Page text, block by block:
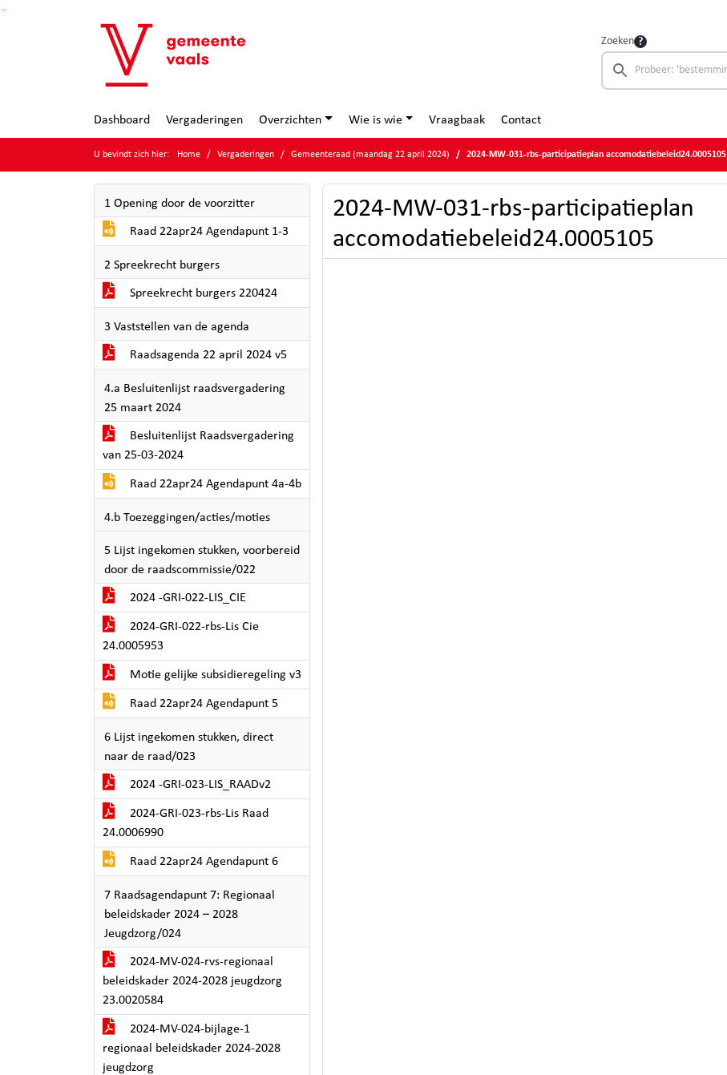
Zoeken
Dashboard Vergaderingen Overzichten Wie is wie Vraagbaak Contact
U bevindt zich hier: Home Vergaderingen Gemeenteraad (maandag 22 april 2024) 2024-MW-031-rbs-participatieplan accomodatiebeleid24.0005105
1 Opening door de voorzitter
Raad 22apr24 Agendapunt 1-3
2 Spreekrecht burgers
Spreekrecht burgers 220424
3 Vaststellen van de agenda
Raadsagenda 22 april 2024 v5
4.a Besluitenlijst raadsvergadering
25 maart 2024
Besluitenlijst Raadsvergadering
van 25-03-2024
Raad 22apr24 Agendapunt 4a-4b
4.b Toezeggingen/acties/moties
5 Lijst ingekomen stukken, voorbereid
door de raadscommissie/022
2024 -GRI-022-LIS_CIE
2024-GRI-022-rbs-Lis Cie
24.0005953
Motie gelijke subsidieregeling v3
Raad 22apr24 Agendapunt 5
6 Lijst ingekomen stukken, direct
naar de raad/023
2024 -GRI-023-LIS_RAADv2
2024-GRI-023-rbs-Lis Raad
24.0006990
Raad 22apr24 Agendapunt 6
7 Raadsagendapunt 7: Regionaal
beleidskader 2024 – 2028
Jeugdzorg/024
2024-MV-024-rvs-regionaal
beleidskader 2024-2028 jeugdzorg
23.0020584
2024-MV-024-bijlage-1
regionaal beleidskader 2024-2028
jeugdzorg
2024-MW-031-rbs-participatieplan
accomodatiebeleid24.0005105